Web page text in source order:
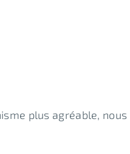
plus agréable, nous